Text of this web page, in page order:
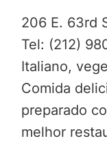
206 E. 63rd
Tel: (212)
Italiano,
Comida
preparado
melhor